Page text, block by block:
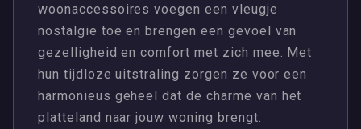
woonaccessoires voegen een vleugje
nostalgie toe en brengen een gevoel van
gezelligheid en comfort met zich mee. Met
hun tijdloze uitstraling zorgen ze voor een
harmonieus geheel dat de charme van het
platteland naar jouw woning brengt.